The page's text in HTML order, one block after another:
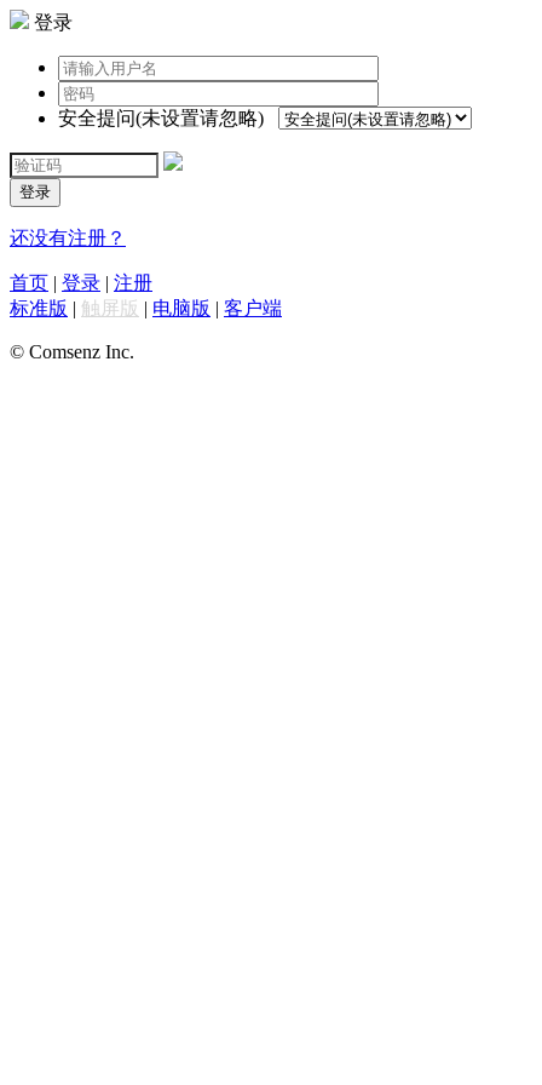
登录
安全提问(未设置请忽略)
登录
还没有注册？
首页 | 登录 | 注册
标准版 | 触屏版 | 电脑版 | 客户端
© Comsenz Inc.